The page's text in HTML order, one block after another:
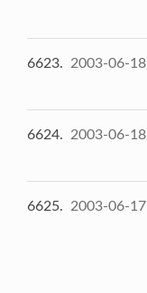
6623 2003-06-18
6624 2003-06-18
6625 2003-06-17